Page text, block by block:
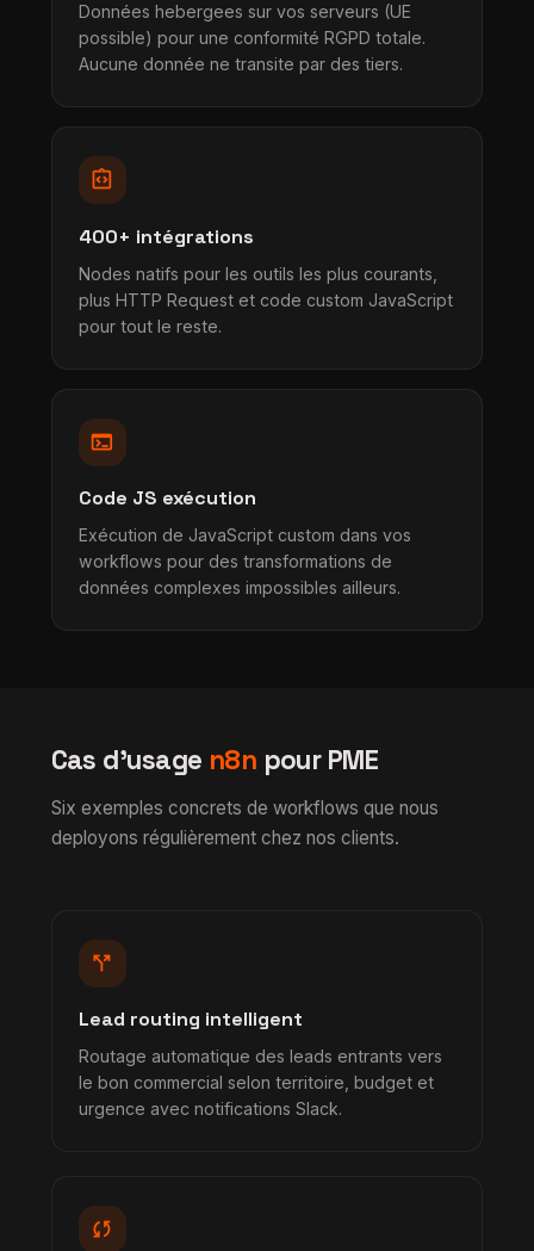
Données hebergees sur vos serveurs (UE
possible) pour une conformité RGPD totale.
Aucune donnée ne transite par des tiers.
integration_instructions
400+ intégrations
Nodes natifs pour les outils les plus courants,
plus HTTP Request et code custom JavaScript
pour tout le reste.
terminal
Code JS exécution
Exécution de JavaScript custom dans vos
workflows pour des transformations de
données complexes impossibles ailleurs.
Cas d'usage n8n pour PME
Six exemples concrets de workflows que nous
deployons régulièrement chez nos clients.
call_split
Lead routing intelligent
Routage automatique des leads entrants vers
le bon commercial selon territoire, budget et
urgence avec notifications Slack.
sync